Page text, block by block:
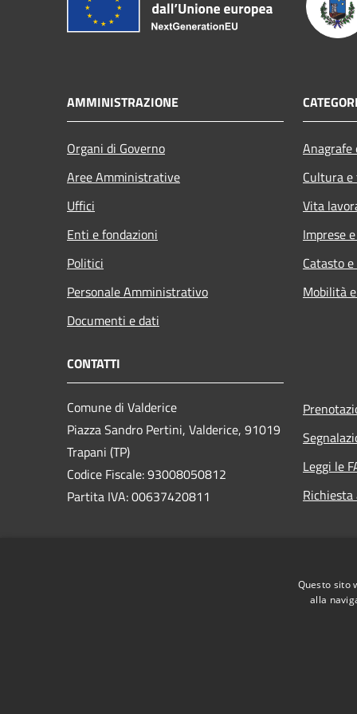
AMMINISTRAZIONE
Organi di Governo
Aree Amministrative
Uffici
Enti e fondazioni
Politici
Personale Amministrativo
Documenti e dati
Cultura
Vita
Imprese
Catasto
Mobilità
CONTATTI
Comune di Valderice
Piazza Sandro Pertini, Valderice, 91019
Trapani (TP)
Codice Fiscale: 93008050812
Partita IVA: 00637420811
Leggi le
Questo sito
alla